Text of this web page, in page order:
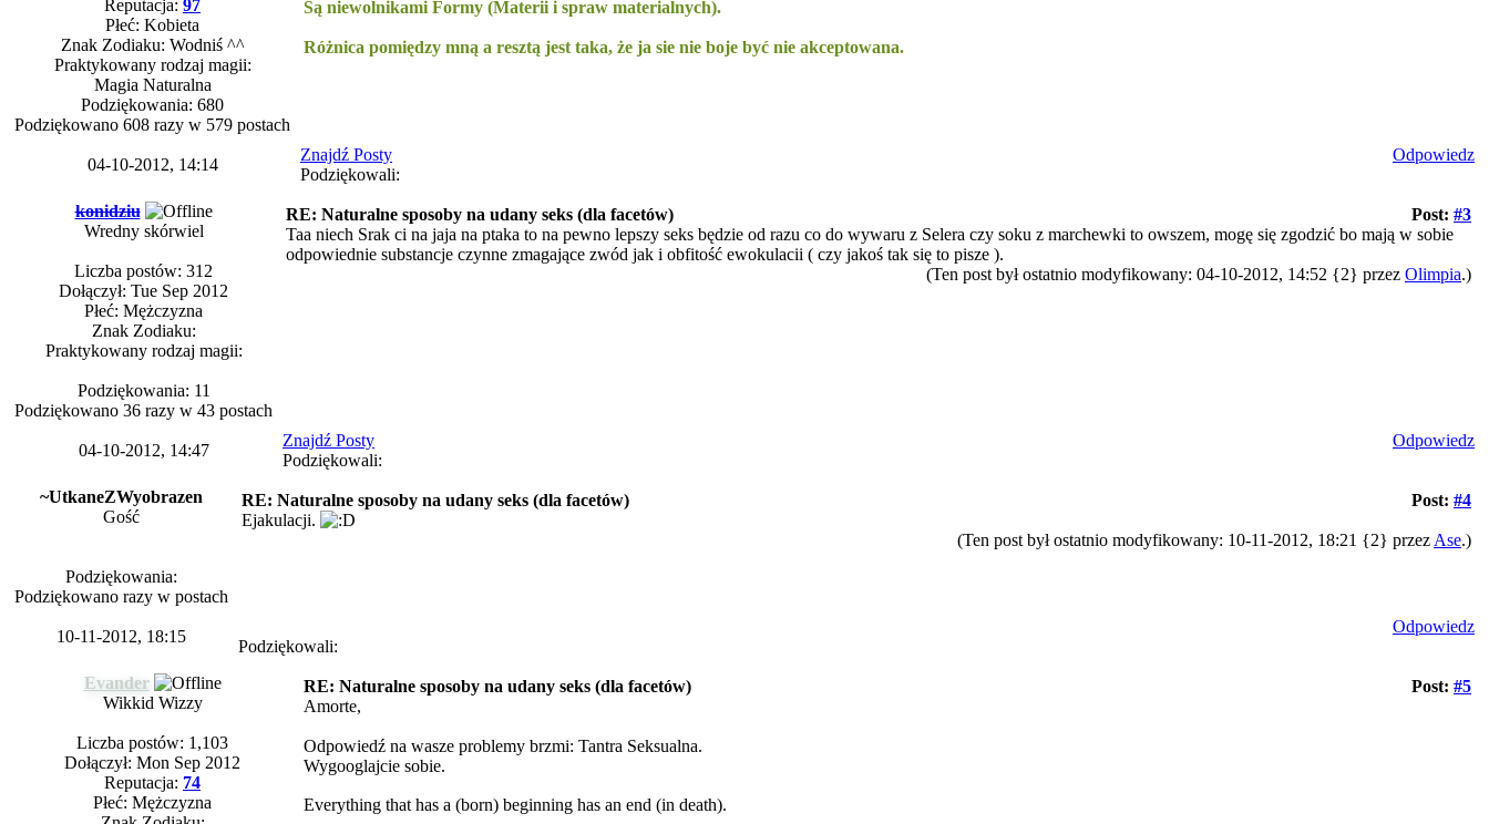
Reputacja: 97
Płeć: Kobieta
Znak Zodiaku: Wodniś ^^
Praktykowany rodzaj magii:
Magia Naturalna
Podziękowania: 680
Podziękowano 608 razy w 579 postach
Są niewolnikami Formy (Materii i spraw materialnych).
Różnica pomiędzy mną a resztą jest taka, że ja sie nie boje być nie akceptowana.
04-10-2012, 14:14
Znajdź Posty
Odpowiedz
Podziękowali:
konidziu
Wredny skórwiel
Liczba postów: 312
Dołączył: Tue Sep 2012
Płeć: Mężczyzna
Znak Zodiaku:
Praktykowany rodzaj magii:
Podziękowania: 11
Podziękowano 36 razy w 43 postach
Post: #3
RE: Naturalne sposoby na udany seks (dla facetów)
Taa niech Srak ci na jaja na ptaka to na pewno lepszy seks będzie od razu co do wywaru z Selera czy soku z marchewki to owszem, mogę się zgodzić bo mają w sobie
odpowiednie substancje czynne zmagające zwód jak i obfitość ewokulacii ( czy jakoś tak się to pisze ).
(Ten post był ostatnio modyfikowany: 04-10-2012, 14:52 {2} przez Olimpia.)
04-10-2012, 14:47
Znajdź Posty
Odpowiedz
Podziękowali:
~UtkaneZWyobrazen
Gość
Podziękowania:
Podziękowano razy w postach
Post: #4
RE: Naturalne sposoby na udany seks (dla facetów)
Ejakulacji.
(Ten post był ostatnio modyfikowany: 10-11-2012, 18:21 {2} przez Ase.)
10-11-2012, 18:15
Odpowiedz
Podziękowali:
Evander
Wikkid Wizzy
Liczba postów: 1,103
Dołączył: Mon Sep 2012
Reputacja: 74
Płeć: Mężczyzna
Post: #5
RE: Naturalne sposoby na udany seks (dla facetów)
Amorte,
Odpowiedź na wasze problemy brzmi: Tantra Seksualna.
Wygooglajcie sobie.
Everything that has a (born) beginning has an end (in death).